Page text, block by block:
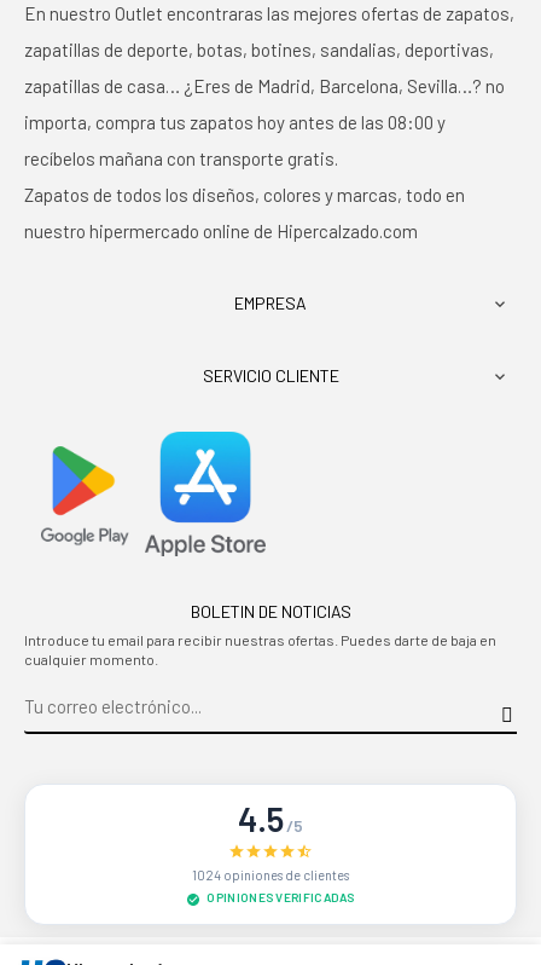
En nuestro Outlet encontraras las mejores ofertas de zapatos,
zapatillas de deporte, botas, botines, sandalias, deportivas,
zapatillas de casa… ¿Eres de Madrid, Barcelona, Sevilla…? no
importa, compra tus zapatos hoy antes de las 08:00 y
recíbelos mañana con transporte gratis.
Zapatos de todos los diseños, colores y marcas, todo en
nuestro hipermercado online de Hipercalzado.com
EMPRESA 
SERVICIO CLIENTE 
BOLETIN DE NOTICIAS
Introduce tu email para recibir nuestras ofertas. Puedes darte de baja en
cualquier momento.
4.5/5
1024 opiniones de clientes
OPINIONES VERIFICADAS